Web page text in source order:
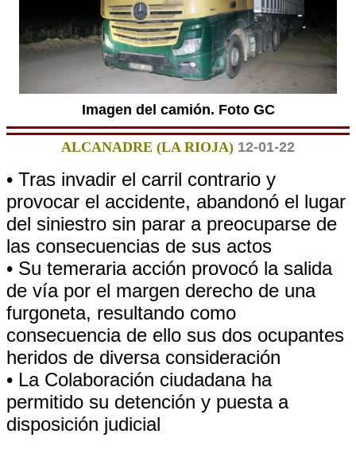
Imagen del camión. Foto GC
ALCANADRE (LA RIOJA) 12-01-22
• Tras invadir el carril contrario y
provocar el accidente, abandonó el lugar
del siniestro sin parar a preocuparse de
las consecuencias de sus actos
• Su temeraria acción provocó la salida
de vía por el margen derecho de una
furgoneta, resultando como
consecuencia de ello sus dos ocupantes
heridos de diversa consideración
• La Colaboración ciudadana ha
permitido su detención y puesta a
disposición judicial